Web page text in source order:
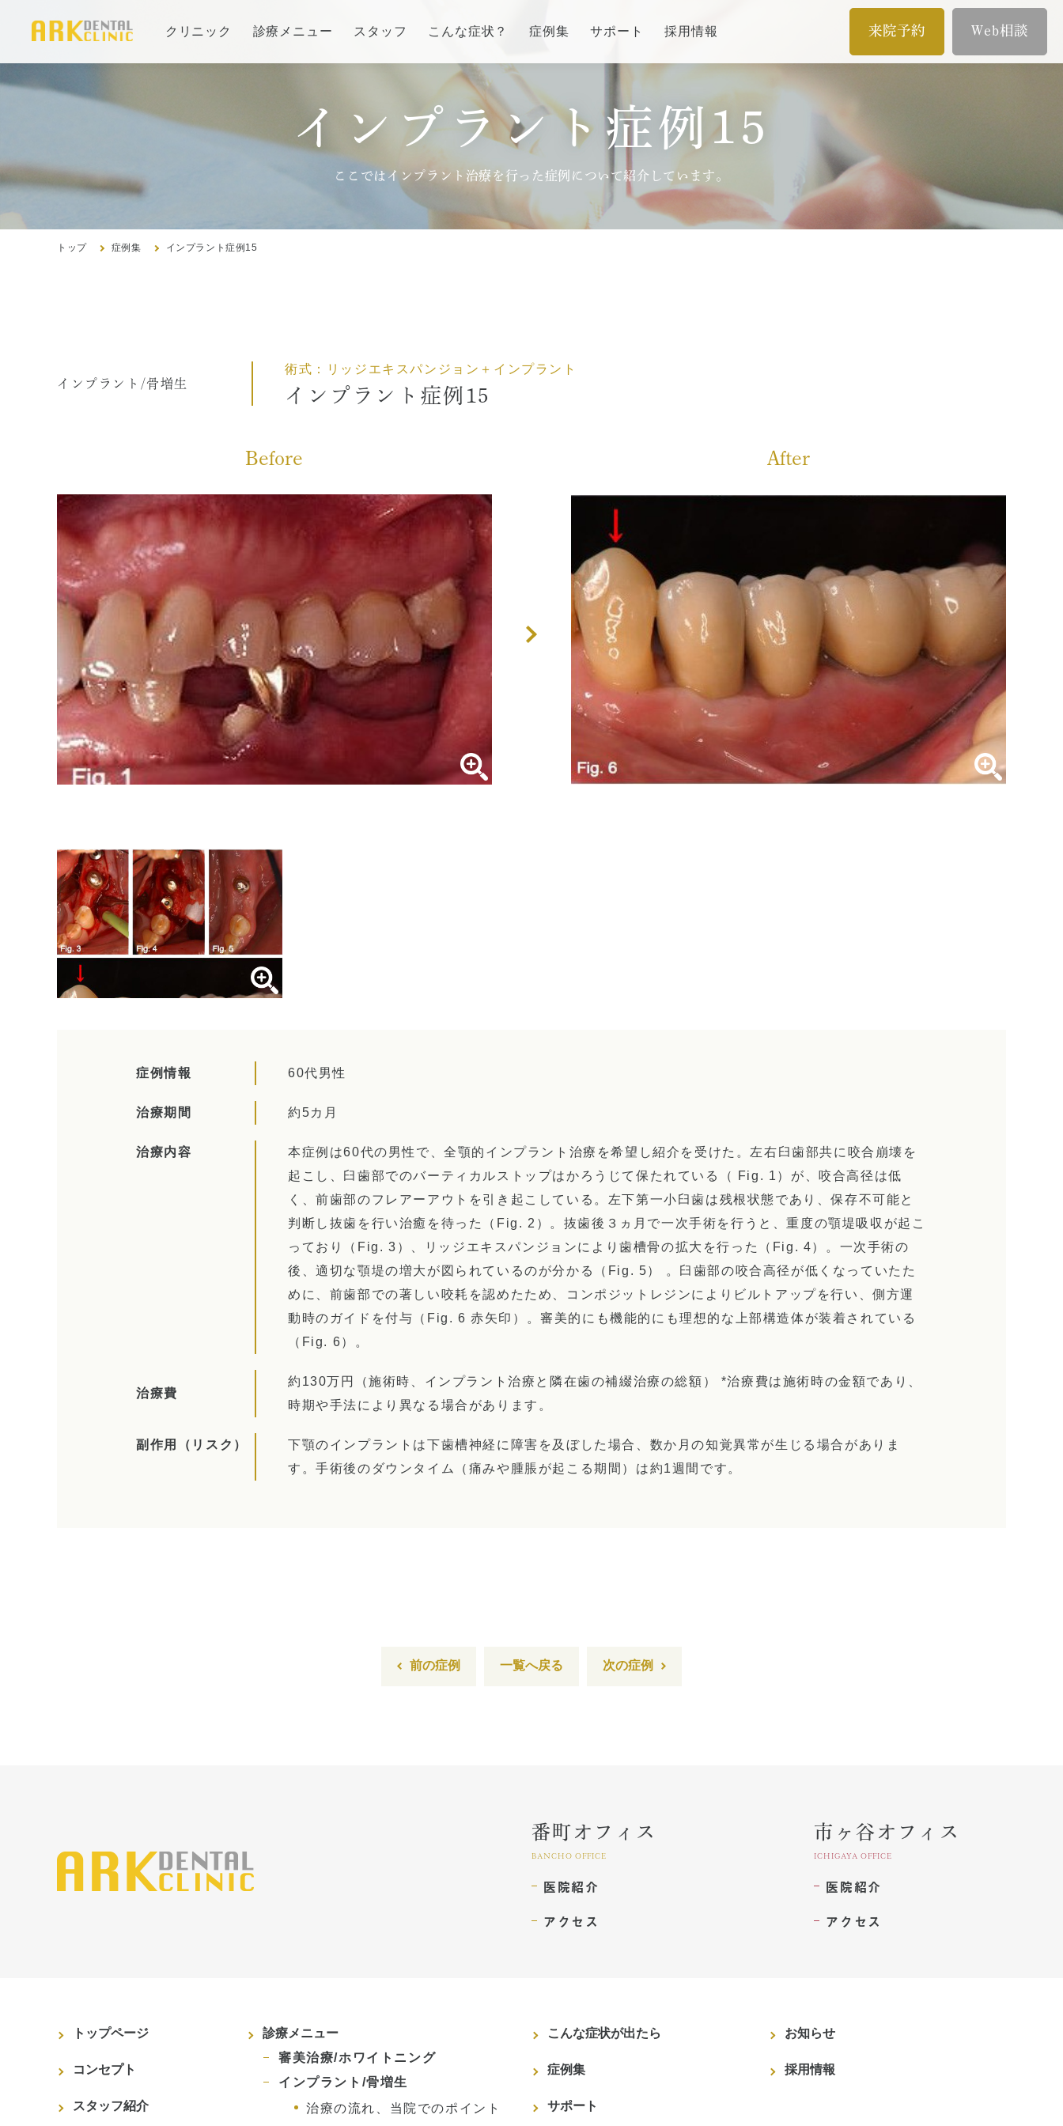
クリニック
コンセプト 番町オフィス
医院紹介
市ヶ谷オフィス
アクセス
診療メニュー
審美治療/ホワイトニング
ホワイトニング
インプラント/骨増生
インプラント/骨増生
治療の流れ、当院でのポイント
症例集
歯列矯正/インビザライン
治療の手順
インビザライン・システムとは
治療費
歯内療法とは
当院の治療のポイント
歯内療法後の補綴治療
症例集
歯科用CT
顎関節症とは
歯周外科治療（再生療法）
歯科用CT撮影
スタッフ こんな症状？ 症例集 サポート 採用情報 来院予約 Web相談
インプラント症例15
ここではインプラント治療を行った症例について紹介しています。
トップ 症例集 インプラント症例15
インプラント/骨増生
術式：リッジエキスパンジョン＋インプラント
インプラント症例15
Before After
症例情報 60代男性
治療期間 約5カ月
治療内容
本症例は60代の男性で、全顎的インプラント治療を希望し紹介を受けた。左右臼歯部共に咬合崩壊を
起こし、臼歯部でのバーティカルストップはかろうじて保たれている（ Fig. 1）が、咬合高径は低
く、前歯部のフレアーアウトを引き起こしている。左下第一小臼歯は残根状態であり、保存不可能と
判断し抜歯を行い治癒を待った（Fig. 2）。抜歯後３ヵ月で一次手術を行うと、重度の顎堤吸収が起こ
っており（Fig. 3）、リッジエキスパンジョンにより歯槽骨の拡大を行った（Fig. 4）。一次手術の
後、適切な顎堤の増大が図られているのが分かる（Fig. 5） 。臼歯部の咬合高径が低くなっていたた
めに、前歯部での著しい咬耗を認めたため、コンポジットレジンによりビルトアップを行い、側方運
動時のガイドを付与（Fig. 6 赤矢印）。審美的にも機能的にも理想的な上部構造体が装着されている
（Fig. 6）。
治療費
約130万円（施術時、インプラント治療と隣在歯の補綴治療の総額） *治療費は施術時の金額であり、
時期や手法により異なる場合があります。
副作用 （リスク）
下顎のインプラントは下歯槽神経に障害を及ぼした場合、数か月の知覚異常が生じる場合がありま
す。手術後のダウンタイム（痛みや腫脹が起こる期間）は約1週間です。
前の症例 一覧へ戻る 次の症例
番町オフィス
BANCHO OFFICE
医院紹介
アクセス
市ヶ谷オフィス
ICHIGAYA OFFICE
医院紹介
アクセス
トップページ
コンセプト
スタッフ紹介
診療メニュー
審美治療/ホワイトニング
インプラント/骨増生
治療の流れ、当院でのポイント
こんな症状が出たら
症例集
サポート
お知らせ
採用情報